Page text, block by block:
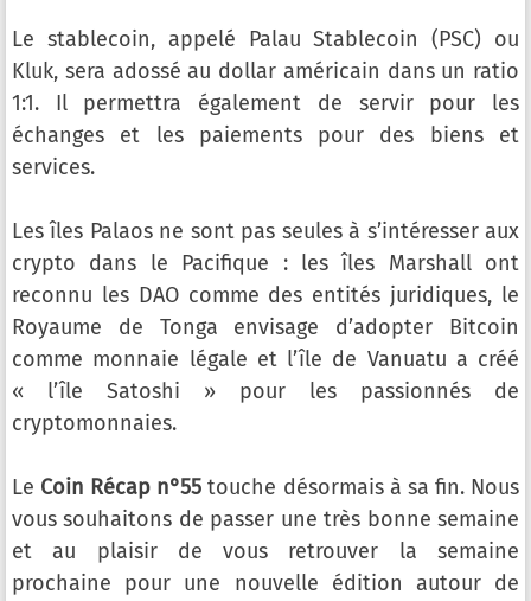
Le stablecoin, appelé Palau Stablecoin (PSC) ou
Kluk, sera adossé au dollar américain dans un ratio
1:1. Il permettra également de servir pour les
échanges et les paiements pour des biens et
services.
Les îles Palaos ne sont pas seules à s’intéresser aux
crypto dans le Pacifique : les îles Marshall ont
reconnu les DAO comme des entités juridiques, le
Royaume de Tonga envisage d’adopter Bitcoin
comme monnaie légale et l’île de Vanuatu a créé
« l’île Satoshi » pour les passionnés de
cryptomonnaies.
Le Coin Récap n°55touche désormais à sa fin. Nous
vous souhaitons de passer une très bonne semaine
et au plaisir de vous retrouver la semaine
prochaine pour une nouvelle édition autour de